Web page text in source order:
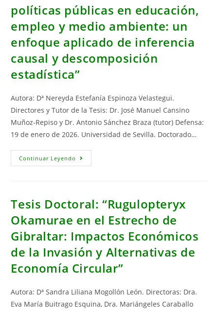
Tourists
políticas públicas en educación,
empleo y medio ambiente: un
enfoque aplicado de inferencia
causal y descomposición
estadística”
Autora: Dª Nereyda Estefanía Espinoza Velastegui.
Directores y Tutor de la Tesis: Dr. José Manuel Cansino
Muñoz-Repiso y Dr. Antonio Sánchez Braza (tutor) Defensa:
19 de enero de 2026. Universidad de Sevilla. Doctorado…
Continuar Leyendo Tesis
Doctoral:
Educación,
Y
Medio
Ambiente:
Un
Enfoque
Aplicado
Inferencia
Causal
Descomposición
Estadística”
Tesis Doctoral: “Rugulopteryx
Okamurae en el Estrecho de
Gibraltar: Impactos Económicos
de la Invasión y Alternativas de
Economía Circular”
Autora: Dª Sandra Liliana Mogollón León. Directoras: Dra.
Eva María Buitrago Esquina, Dra. Mariángeles Caraballo